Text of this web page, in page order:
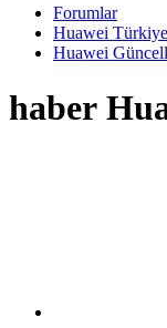
Forumlar
Huawei
Huawei
haber